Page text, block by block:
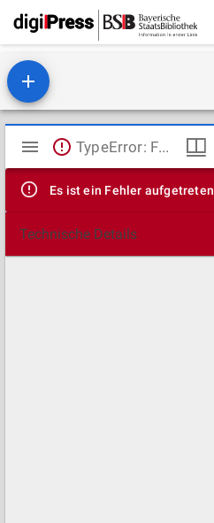
Mirador
Viewer
TypeError: Failed to fetch
Es ist ein Fehler aufgetreten
Technische Details